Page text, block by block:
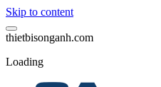
Skip to content
thietbisonganh.com
Loading